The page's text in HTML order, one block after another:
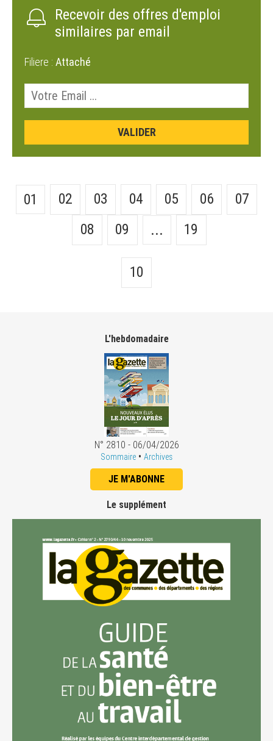
Recevoir des offres d'emploi
similaires par email
Filiere : Attaché
01 02 03 04 05 06
07
08
09 ... 19
10
L'hebdomadaire
N° 2810 - 06/04/2026
Sommaire • Archives
JE M'ABONNE
Le supplément